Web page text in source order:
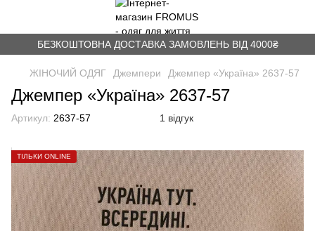
БЕЗКОШТОВНА ДОСТАВКА ЗАМОВЛЕНЬ ВІД 4000₴
ЖІНОЧИЙ ОДЯГ Джемпери Джемпер «Україна» 2637-57
Джемпер «Україна» 2637-57
Артикул: 2637-57 1 відгук
ТІЛЬКИ ONLINE